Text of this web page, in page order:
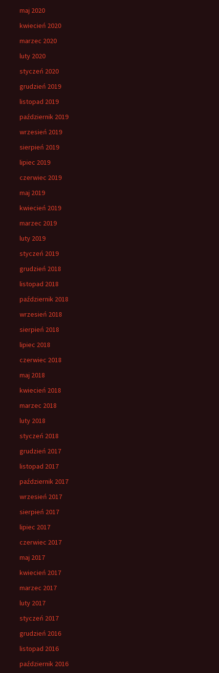
maj 2020
kwiecień 2020
marzec 2020
luty 2020
styczeń 2020
grudzień 2019
listopad 2019
październik 2019
wrzesień 2019
sierpień 2019
lipiec 2019
czerwiec 2019
maj 2019
kwiecień 2019
marzec 2019
luty 2019
styczeń 2019
grudzień 2018
listopad 2018
październik 2018
wrzesień 2018
sierpień 2018
lipiec 2018
czerwiec 2018
maj 2018
kwiecień 2018
marzec 2018
luty 2018
styczeń 2018
grudzień 2017
listopad 2017
październik 2017
wrzesień 2017
sierpień 2017
lipiec 2017
czerwiec 2017
maj 2017
kwiecień 2017
marzec 2017
luty 2017
styczeń 2017
grudzień 2016
listopad 2016
październik 2016